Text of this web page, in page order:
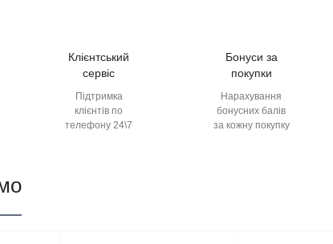
Клієнтський
сервіс
Підтримка
клієнтів по
телефону 24\7
Бонуси за
покупки
Нарахування
бонусних балів
за кожну покупку